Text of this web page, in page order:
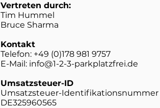
Vertreten durch:
Tim Hummel
Bruce Sharma
Kontakt
Telefon: +49 (0)178 981 9757
E-Mail: info@1-2-3-parkplatzfrei.de
Umsatzsteuer-ID
Umsatzsteuer-Identifikationsnummer
DE325960565